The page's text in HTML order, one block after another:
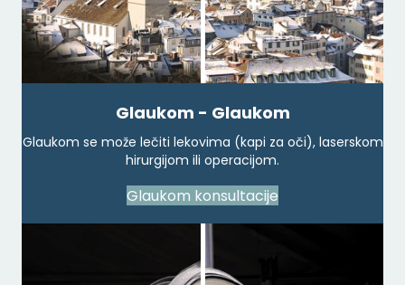
Glaukom - Glaukom
Glaukom se može lečiti lekovima (kapi za oči), laserskom
hirurgijom ili operacijom.
Glaukom konsultacije